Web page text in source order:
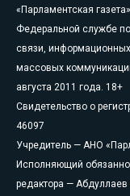
«Парламентская
Федеральной службе
связи, информационных
массовых
августа 2011 года. 18+
Свидетельство о
46097
Учредитель — АНО
Исполняющий
редактора — Абдуллаев